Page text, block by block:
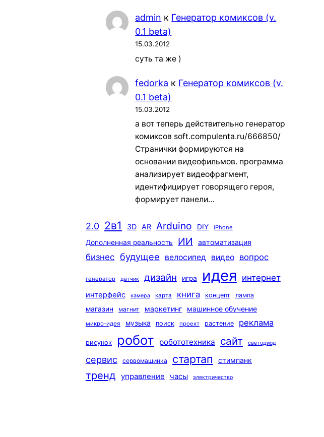
admin к Генератор комиксов (v.
0.1 beta)
15.03.2012
суть та же )
fedorka к Генератор комиксов (v.
0.1 beta)
15.03.2012
а вот теперь действительно генератор
комиксов soft.compulenta.ru/666850/
Странички формируются на
основании видеофильмов. программа
анализирует видеофрагмент,
идентифицирует говорящего героя,
формирует панели…
2.0 2в1 3D AR Arduino DIY iPhone
Дополненная реальность ИИ автоматизация
бизнес будущее велосипед видео вопрос
генератор датчик дизайн игра идея интернет
интерфейс камера карта книга концепт лампа
магазин магнит маркетинг машинное обучение
микро-идея музыка поиск проект растение реклама
рисунок робот робототехника сайт светодиод
сервис сервомашинка стартап стимпанк
тренд управление часы электричество